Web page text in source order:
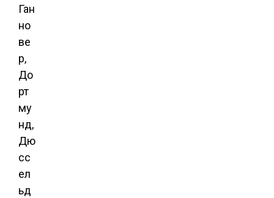
Ган
но
ве
р,
До
рт
му
нд,
Дю
сс
ел
ьд